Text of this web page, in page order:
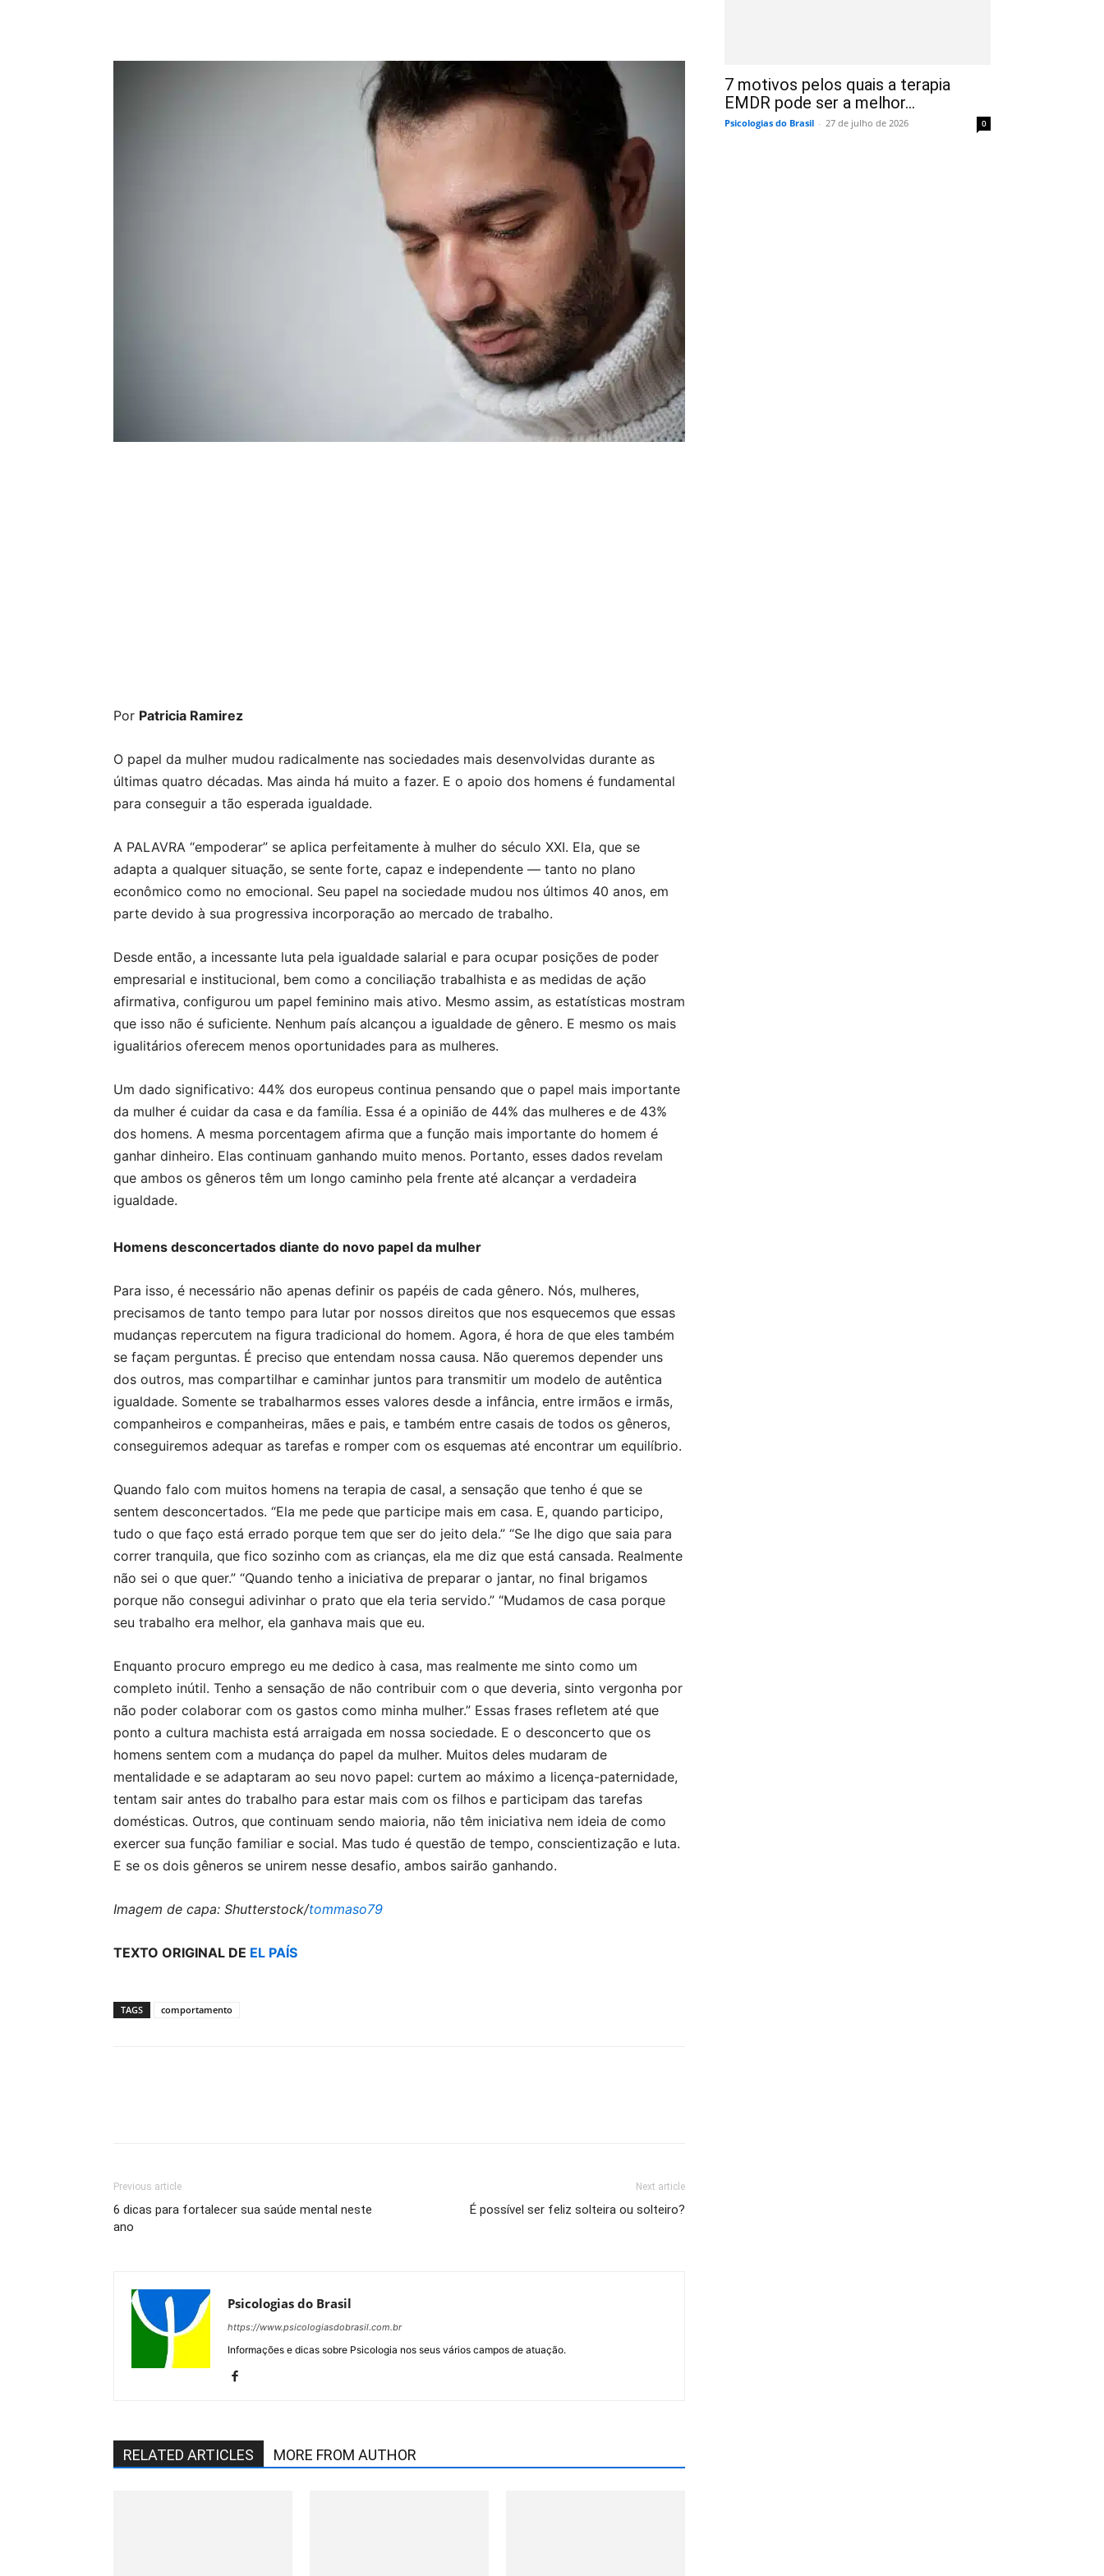
Por Patricia Ramirez
O papel da mulher mudou radicalmente nas sociedades mais desenvolvidas durante as
últimas quatro décadas. Mas ainda há muito a fazer. E o apoio dos homens é fundamental
para conseguir a tão esperada igualdade.
A PALAVRA “empoderar” se aplica perfeitamente à mulher do século XXI. Ela, que se
adapta a qualquer situação, se sente forte, capaz e independente — tanto no plano
econômico como no emocional. Seu papel na sociedade mudou nos últimos 40 anos, em
parte devido à sua progressiva incorporação ao mercado de trabalho.
Desde então, a incessante luta pela igualdade salarial e para ocupar posições de poder
empresarial e institucional, bem como a conciliação trabalhista e as medidas de ação
afirmativa, configurou um papel feminino mais ativo. Mesmo assim, as estatísticas mostram
que isso não é suficiente. Nenhum país alcançou a igualdade de gênero. E mesmo os mais
igualitários oferecem menos oportunidades para as mulheres.
Um dado significativo: 44% dos europeus continua pensando que o papel mais importante
da mulher é cuidar da casa e da família. Essa é a opinião de 44% das mulheres e de 43%
dos homens. A mesma porcentagem afirma que a função mais importante do homem é
ganhar dinheiro. Elas continuam ganhando muito menos. Portanto, esses dados revelam
que ambos os gêneros têm um longo caminho pela frente até alcançar a verdadeira
igualdade.
Homens desconcertados diante do novo papel da mulher
Para isso, é necessário não apenas definir os papéis de cada gênero. Nós, mulheres,
precisamos de tanto tempo para lutar por nossos direitos que nos esquecemos que essas
mudanças repercutem na figura tradicional do homem. Agora, é hora de que eles também
se façam perguntas. É preciso que entendam nossa causa. Não queremos depender uns
dos outros, mas compartilhar e caminhar juntos para transmitir um modelo de autêntica
igualdade. Somente se trabalharmos esses valores desde a infância, entre irmãos e irmãs,
companheiros e companheiras, mães e pais, e também entre casais de todos os gêneros,
conseguiremos adequar as tarefas e romper com os esquemas até encontrar um equilíbrio.
Quando falo com muitos homens na terapia de casal, a sensação que tenho é que se
sentem desconcertados. “Ela me pede que participe mais em casa. E, quando participo,
tudo o que faço está errado porque tem que ser do jeito dela.” “Se lhe digo que saia para
correr tranquila, que fico sozinho com as crianças, ela me diz que está cansada. Realmente
não sei o que quer.” “Quando tenho a iniciativa de preparar o jantar, no final brigamos
porque não consegui adivinhar o prato que ela teria servido.” “Mudamos de casa porque
seu trabalho era melhor, ela ganhava mais que eu.
Enquanto procuro emprego eu me dedico à casa, mas realmente me sinto como um
completo inútil. Tenho a sensação de não contribuir com o que deveria, sinto vergonha por
não poder colaborar com os gastos como minha mulher.” Essas frases refletem até que
ponto a cultura machista está arraigada em nossa sociedade. E o desconcerto que os
homens sentem com a mudança do papel da mulher. Muitos deles mudaram de
mentalidade e se adaptaram ao seu novo papel: curtem ao máximo a licença-paternidade,
tentam sair antes do trabalho para estar mais com os filhos e participam das tarefas
domésticas. Outros, que continuam sendo maioria, não têm iniciativa nem ideia de como
exercer sua função familiar e social. Mas tudo é questão de tempo, conscientização e luta.
E se os dois gêneros se unirem nesse desafio, ambos sairão ganhando.
Imagem de capa: Shutterstock/tommaso79
TEXTO ORIGINAL DE EL PAÍS
TAGS comportamento
Previous article
6 dicas para fortalecer sua saúde mental neste
ano
Next article
É possível ser feliz solteira ou solteiro?
Psicologias do Brasil
https://www.psicologiasdobrasil.com.br
Informações e dicas sobre Psicologia nos seus vários campos de atuação.
RELATED ARTICLES MORE FROM AUTHOR
7 motivos pelos quais a terapia
EMDR pode ser a melhor...
Psicologias do Brasil - 27 de julho de 2026 0